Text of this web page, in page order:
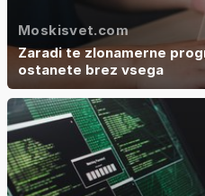
Moskisvet.com
Zaradi te zlonamerne
ostanete brez vsega